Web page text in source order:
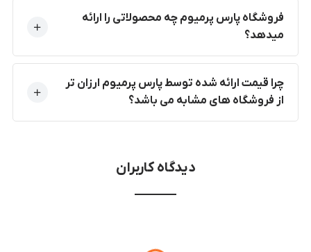
فروشگاه پارس پرمیوم چه محصولاتی را ارائه
میدهد؟
چرا قیمت ارائه شده توسط پارس پرمیوم ارزان تر
از فروشگاه های مشابه می باشد؟
دیدگاه کاربران